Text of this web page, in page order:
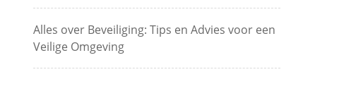
Alles over Beveiliging: Tips en Advies voor een
Veilige Omgeving